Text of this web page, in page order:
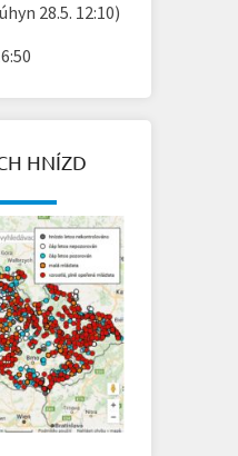
28.5. 12:10)
HNÍZD